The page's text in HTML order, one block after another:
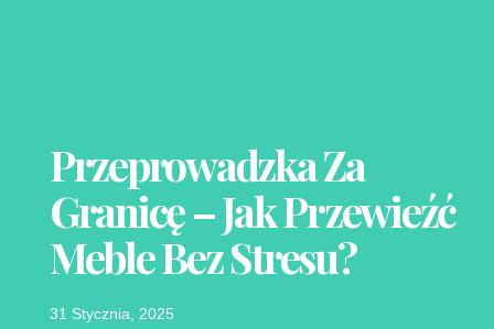
Przeprowadzka Za
Granicę – Jak Przewieźć
Meble Bez Stresu?
31 Stycznia, 2025